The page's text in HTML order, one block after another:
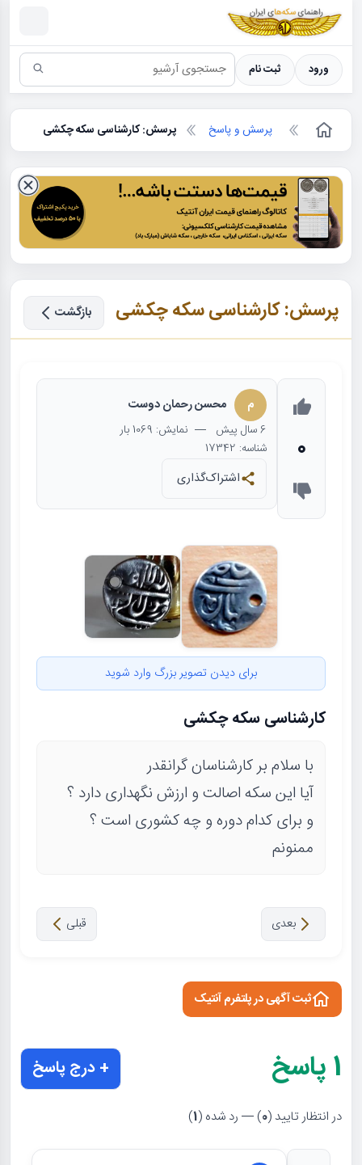
سکه ها ؛ راهنمای سکه شناسی
ورود ثبت نام
پرسش و پاسخ پرسش: کارشناسی سکه چکشی
پرسش: کارشناسی سکه چکشی بازگشت
0
م محسن رحمان دوست
6 سال پیش — نمایش: 1069 بار
شناسه: 17342
اشتراک‌گذاری
برای دیدن تصویر بزرگ وارد شوید
کارشناسی سکه چکشی
با سلام بر کارشناسان گرانقدر
آیا این سکه اصالت و ارزش نگهداری دارد ؟
و برای کدام دوره و چه کشوری است ؟
ممنونم
قبلی بعدی
ثبت آگهی در پلتفرم آنتیک
1پاسخ + درج پاسخ
در انتظار تایید (0) — رد شده (1
)